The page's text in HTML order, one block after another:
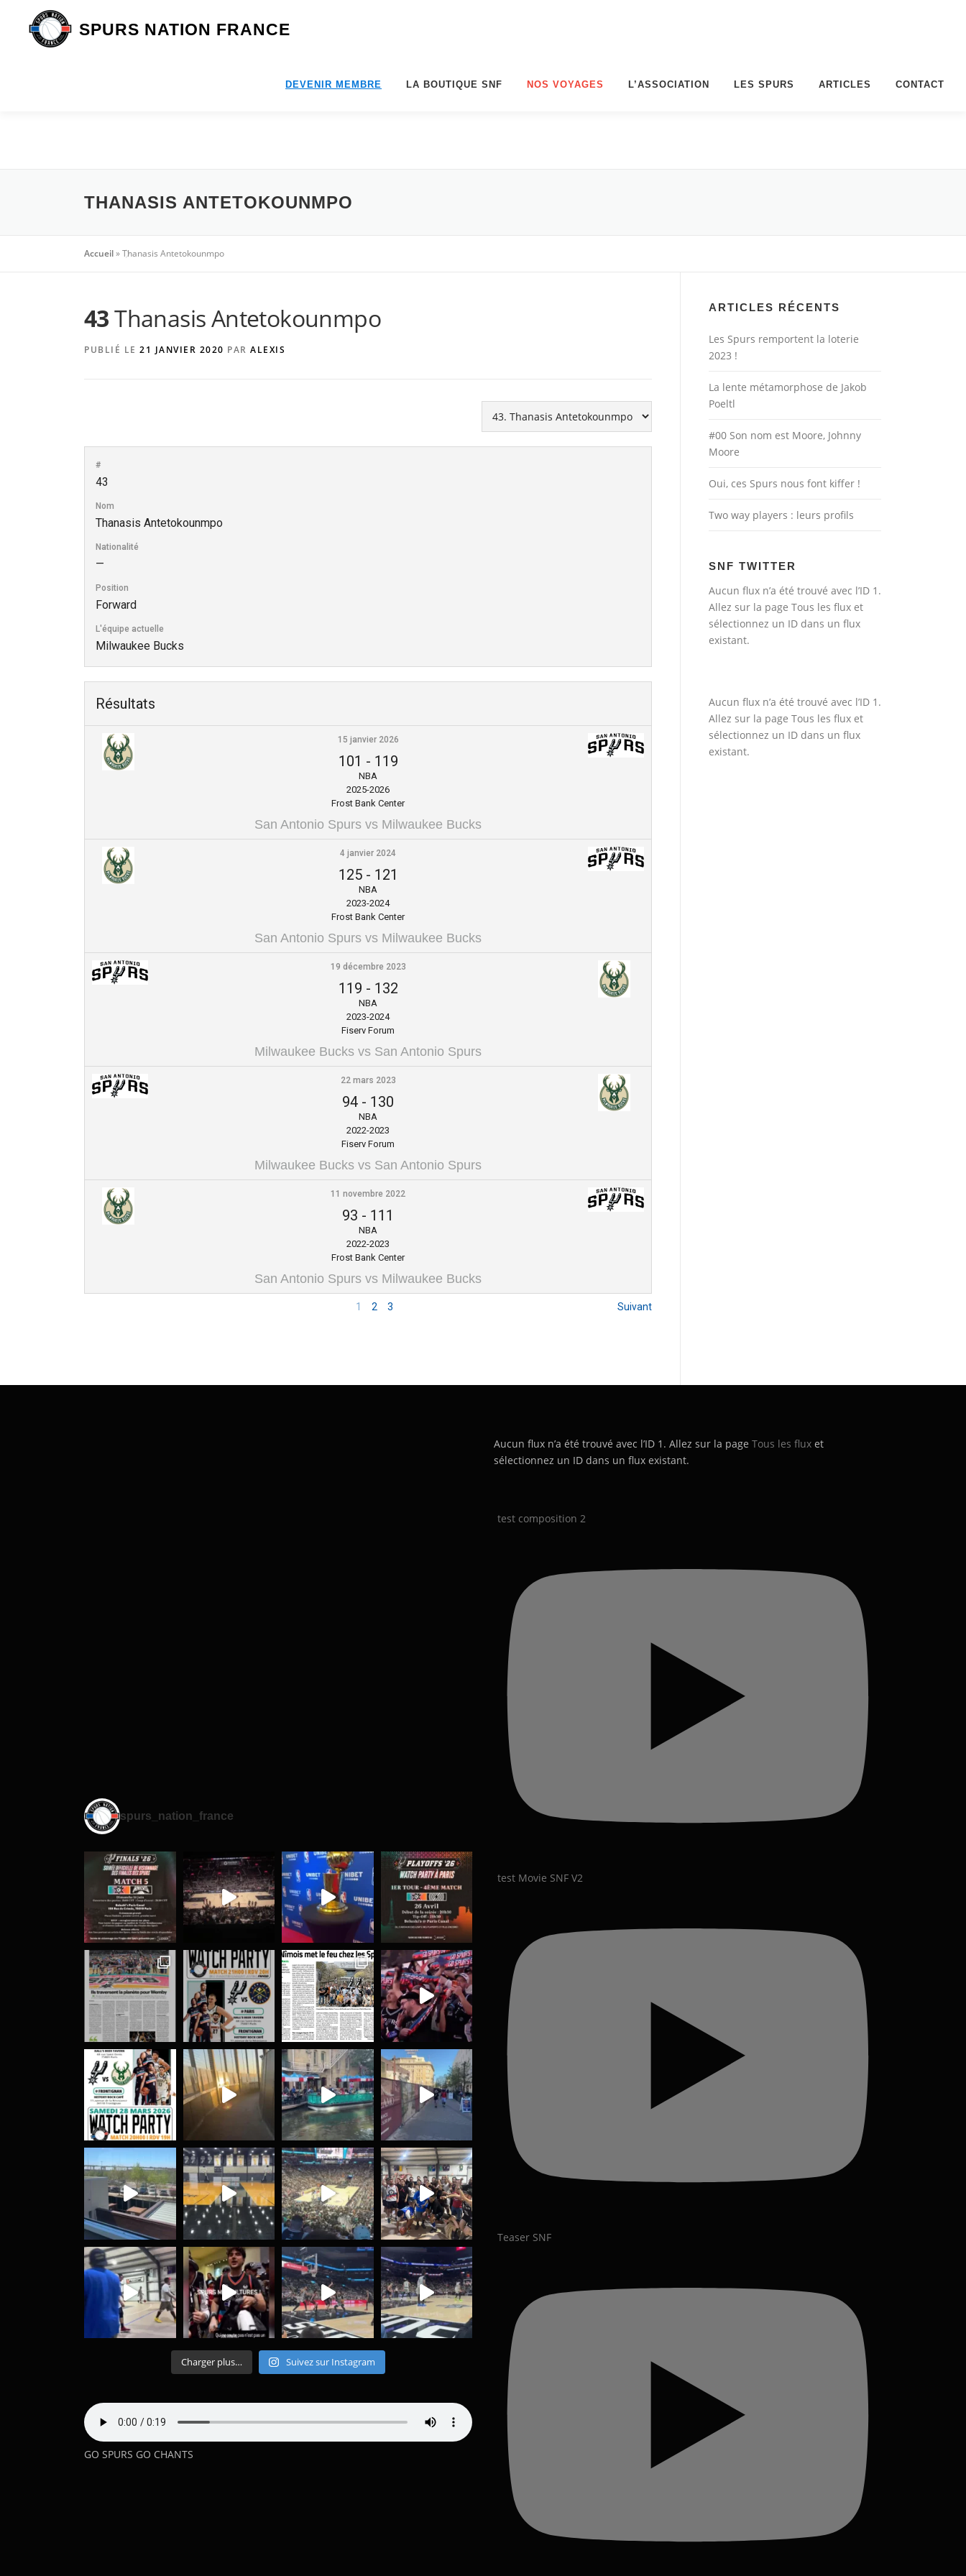
contenu
SPURS NATION FRANCE
DEVENIR MEMBRE LA BOUTIQUE SNF NOS VOYAGES L’ASSOCIATION LES SPURS ARTICLES CONTACT
THANASIS ANTETOKOUNMPO
Accueil»Thanasis Antetokounmpo
43Thanasis Antetokounmpo
PUBLIÉ LE 21 JANVIER 2020 PAR ALEXIS
#
43
Nom
Thanasis Antetokounmpo
Nationalité
—
Position
Forward
L'équipe actuelle
Milwaukee Bucks
Résultats
15 janvier 2026
101 - 119
NBA
2025-2026
Frost Bank Center
San Antonio Spurs vs Milwaukee Bucks
4 janvier 2024
125- 121
NBA
2023-2024
Frost Bank Center
San Antonio Spurs vs Milwaukee Bucks
19 décembre 2023
119 - 132
NBA
2023-2024
Fiserv Forum
Milwaukee Bucks vs San Antonio Spurs
22 mars 2023
94 - 130
NBA
2022-2023
Fiserv Forum
Milwaukee Bucks vs San Antonio Spurs
11 novembre 2022
93 - 111
NBA
2022-2023
Frost Bank Center
San Antonio Spurs vs Milwaukee Bucks
1 2 3 Suivant
ARTICLES RÉCENTS
Les Spurs remportent la loterie
2023 !
La lente métamorphose de Jakob
Poeltl
#00 Son nom est Moore, Johnny
Moore
Oui, ces Spurs nous font kiffer !
Two way players : leurs profils
SNF TWITTER
Aucun flux n’a été trouvé avec l’ID 1.
Allez sur la page Tous les flux et
sélectionnez un ID dans un flux
existant.
Aucun flux n’a été trouvé avec l’ID 1.
Allez sur la page Tous les flux et
sélectionnez un ID dans un flux
existant.
spurs_nation_france
Charger plus… Suivez sur Instagram
GO SPURS GO CHANTS
Aucun flux n’a été trouvé avec l’ID 1. Allez sur la page Tous les flux et
sélectionnez un ID dans un flux existant.
test composition 2
test Movie SNF V2
Teaser SNF